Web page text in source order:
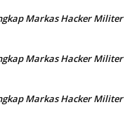
Markas Hacker Militer
Markas Hacker Militer
Markas Hacker Militer